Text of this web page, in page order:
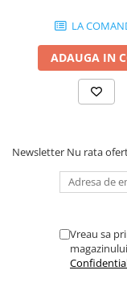
Periferice PC
videoconferinta
Alte periferice
Retelistica
LA
ADAUGA IN
Newsletter Nu rata
Vreau sa